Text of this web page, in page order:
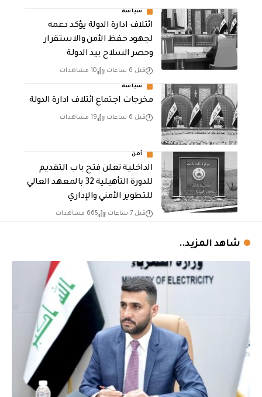
سياسة
ائتلاف ادارة الدولة يؤكد دعمه
لجهود حفظ الأمن والاستقرار
وحصر السلاح بيد الدولة
قبل 6 ساعات 10 مشاهدات
سياسة
مخرجات اجتماع ائتلاف ادارة الدولة
قبل 6 ساعات 19 مشاهدات
أمن
الداخلية تعلن فتح باب التقديم
للدورة التأهيلية 32 بالمعهد العالي
للتطوير الأمني والإداري
قبل 7 ساعات 665 مشاهدات
شاهد المزيد..